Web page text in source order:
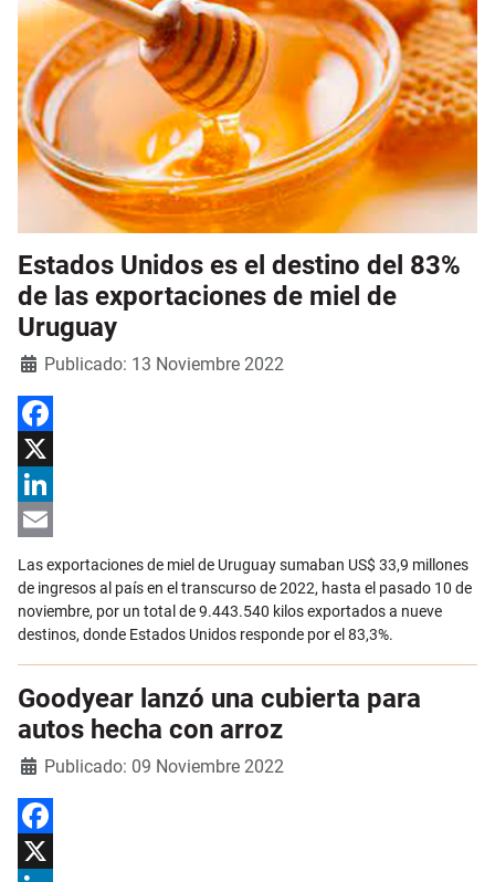
Estados Unidos es el destino del 83%
de las exportaciones de miel de
Uruguay
Detalles
Publicado: 13 Noviembre 2022
Facebook
X
LinkedIn
Las exportaciones de miel de Uruguay sumaban US$ 33,9 millones
de ingresos al país en el transcurso de 2022, hasta el pasado 10 de
noviembre, por un total de 9.443.540 kilos exportados a nueve
destinos, donde Estados Unidos responde por el 83,3%.
Goodyear lanzó una cubierta para
autos hecha con arroz
Detalles
Publicado: 09 Noviembre 2022
Facebook